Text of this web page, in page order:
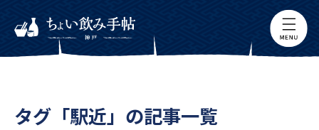
タグ「駅近」の記事一覧